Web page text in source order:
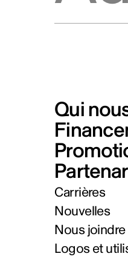
Qui
Carrières
Nouvelles
Nous joindre
Logos et